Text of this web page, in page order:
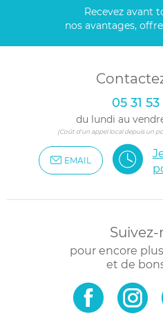
Recevez avant
nos avantages,
05 31
du lundi au
(Coût d'un appel local depuis un
EMAIL
pour encore
et de